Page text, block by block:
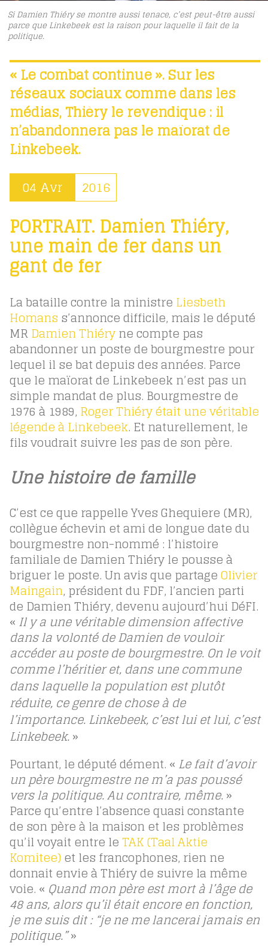
Si Damien Thiéry se montre aussi tenace, c’est peut-être aussi
parce que Linkebeek est la raison pour laquelle il fait de la
politique.
« Le combat continue ». Sur les
réseaux sociaux comme dans les
médias, Thièry le revendique : il
n’abandonnera pas le maïorat de
Linkebeek.
04 Avr 2016
PORTRAIT. Damien Thiéry,
une main de fer dans un
gant de fer
La bataille contre la ministre Liesbeth
Homans s’annonce difficile, mais le député
MRDamien Thiéryne compte pas
abandonner un poste de bourgmestre pour
lequel il se bat depuis des années. Parce
que le maïorat de Linkebeek n’est pas un
simple mandat de plus. Bourgmestre de
1976 à 1989, Roger Thiéry était une véritable
légende à Linkebeek. Et naturellement, le
fils voudrait suivre les pas de son père.
Une histoire de famille
C’est ce que rappelle Yves Ghequiere (MR),
collègue échevin et ami de longue date du
bourgmestre non-nommé : l’histoire
familiale de Damien Thiéry le pousse à
briguer le poste. Un avis que partageOlivier
Maingain, président du FDF, l’ancien parti
de Damien Thiéry, devenu aujourd’hui DéFI.
« Il y a une véritable dimension affective
dans la volonté de Damien de vouloir
accéder au poste de bourgmestre. On le voit
comme l’héritieret, dans une commune
dans laquelle la population est plutôt
réduite, ce genre de chose à de
l’importance. Linkebeek, c’est lui et lui, c’est
Linkebeek.»
Pourtant, le député dément. « Le fait d’avoir
un père bourgmestre ne m’a pas poussé
vers la politique. Au contraire, même.»
Parce qu’entre l’absence quasi constante
de son père à la maison et les problèmes
qu’il voyait entre leTAK (Taal Aktie
Komitee) et les francophones, rien ne
donnait envie à Thiéry de suivre la même
voie. « Quand mon père est mort à l’âge de
48 ans, alors qu’il était encore en fonction,
je me suis dit : “je ne me lancerai jamais en
politique.”»